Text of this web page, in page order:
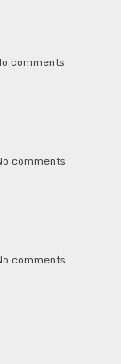
comments
comments
comments